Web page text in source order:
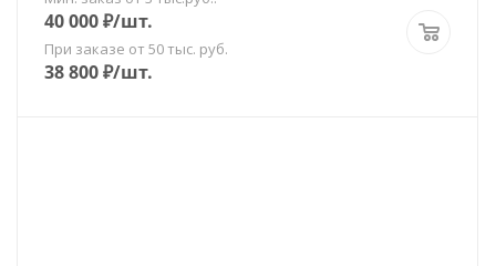
40 000₽/шт.
При заказе от 50 тыс. руб.
38 800₽/шт.